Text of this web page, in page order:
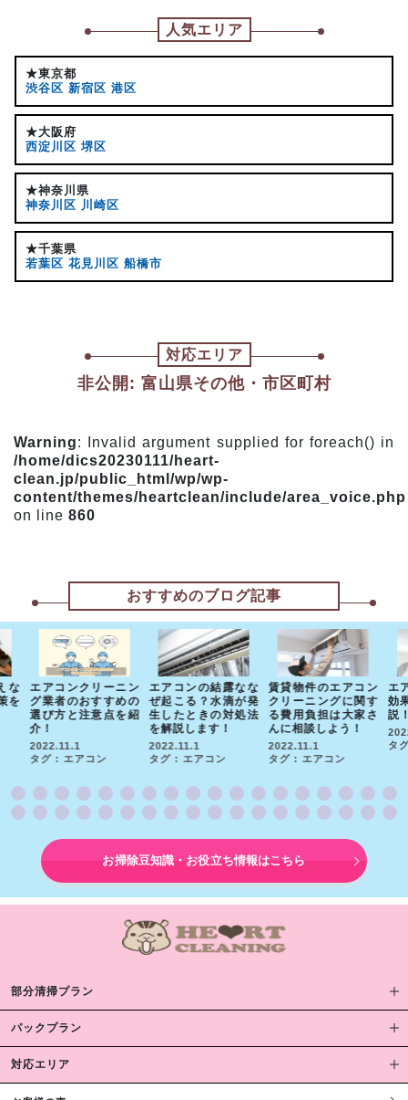
人気エリア
★東京都
渋谷区 新宿区 港区
★大阪府
西淀川区 堺区
★神奈川県
神奈川区 川崎区
★千葉県
若葉区 花見川区 船橋市
対応エリア
非公開: 富山県その他・市区町村
Warning: Invalid argument supplied for foreach() in
/home/dics20230111/heart-
clean.jp/public_html/wp/wp-
content/themes/heartclean/include/area_voice.php
on line 860
おすすめのブログ記事
な
を
エアコンクリーニン
グ業者のおすすめの
選び方と注意点を紹
介！
2022.11.1
タグ : エアコン
エアコンの結露なな
ぜ起こる？水滴が発
生したときの対処法
を解説します！
2022.11.1
タグ : エアコン
賃貸物件のエアコン
クリーニングに関す
る費用負担は大家さ
んに相談しよう！
2022.11.1
タグ : エアコン
エ
効
説
タ
お掃除豆知識・お役立ち情報はこちら
部分清掃プラン
パックプラン
対応エリア